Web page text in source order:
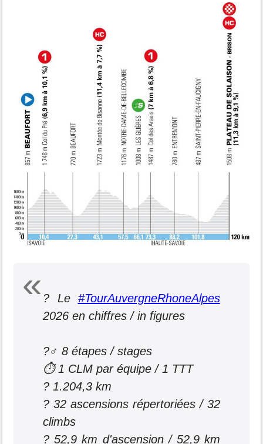
? Le #TourAuvergneRhoneAlpes
2026 en chiffres / in figures
?‍♂️ 8 étapes / stages
⏱️ 1 CLM par équipe / 1 TTT
? 1.204,3 km
?️ 32 ascensions répertoriées / 32
climbs
? 52,9 km d'ascension / 52,9 km